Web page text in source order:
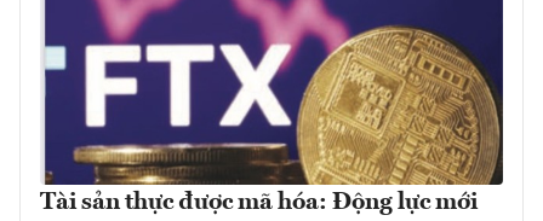
Tài sản thực được mã hóa: Động lực mới